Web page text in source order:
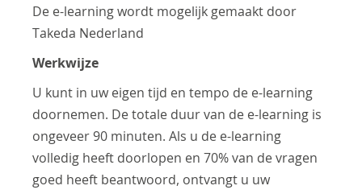
De e-learning wordt mogelijk gemaakt door
Takeda Nederland
Werkwijze
U kunt in uw eigen tijd en tempo de e-learning
doornemen. De totale duur van de e-learning is
ongeveer 90 minuten. Als u de e-learning
volledig heeft doorlopen en 70% van de vragen
goed heeft beantwoord, ontvangt u uw